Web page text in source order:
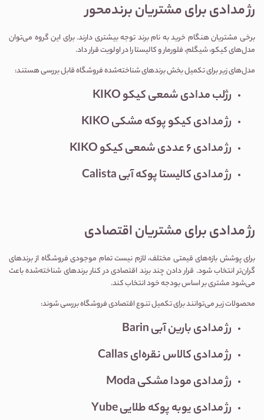
رژ مدادی برای مشتریان برندمحور
برخی مشتریان هنگام خرید به نام برند توجه بیشتری دارند. برای این گروه می‌توان
مدل‌های کیکو، شیگلم، فلورمار و کالیستا را در اولویت قرار داد.
مدل‌های زیر برای تکمیل بخش برندهای شناخته‌شده فروشگاه قابل بررسی هستند:
رژلب مدادی شمعی کیکو KIKO
رژ مدادی کیکو پوکه مشکی KIKO
رژ مدادی ۶ عددی شمعی کیکو KIKO
رژ مدادی کالیستا پوکه آبی Calista
رژ مدادی برای مشتریان اقتصادی
برای پوشش بازه‌های قیمتی مختلف، لازم نیست تمام موجودی فروشگاه از برندهای
گران‌تر انتخاب شود. قرار دادن چند برند اقتصادی در کنار برندهای شناخته‌شده باعث
می‌شود مشتری بر اساس بودجه خود انتخاب کند.
محصولات زیر می‌توانند برای تکمیل تنوع اقتصادی فروشگاه بررسی شوند:
رژ مدادی بارین آبی Barin
رژ مدادی کالاس نقره‌ای Callas
رژ مدادی مودا مشکی Moda
رژ مدادی یوبه پوکه طلایی Yube